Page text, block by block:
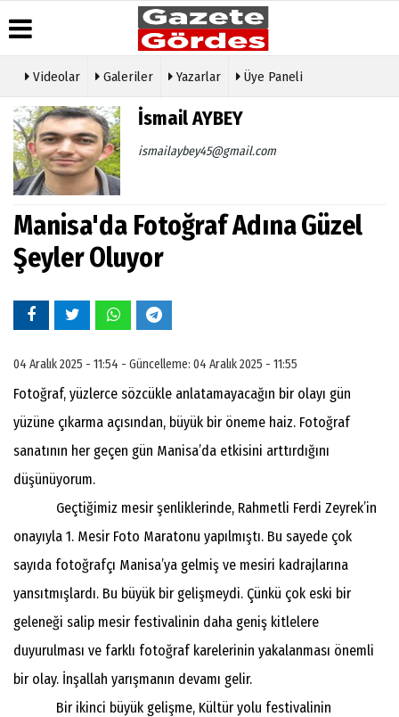
Üye Paneli
Haber
Arşivi
Gazete
Arşivi
Günün
Haberleri
Hava
Durumu
Gazete
Biyografiler
Köşe
Yazarları
Video
Etkinlikler
İlkeleri
Videolar Galeriler Yazarlar Üye Paneli
İsmail AYBEY
ismailaybey45@gmail.com
Manisa'da Fotoğraf Adına Güzel
Şeyler Oluyor
04 Aralık 2025 - 11:54 - Güncelleme: 04 Aralık 2025 - 11:55
Fotoğraf, yüzlerce sözcükle anlatamayacağın bir olayı gün
yüzüne çıkarma açısından, büyük bir öneme haiz. Fotoğraf
sanatının her geçen gün Manisa’da etkisini arttırdığını
düşünüyorum.
Geçtiğimiz mesir şenliklerinde, Rahmetli Ferdi Zeyrek’in
onayıyla 1. Mesir Foto Maratonu yapılmıştı. Bu sayede çok
sayıda fotoğrafçı Manisa’ya gelmiş ve mesiri kadrajlarına
yansıtmışlardı. Bu büyük bir gelişmeydi. Çünkü çok eski bir
geleneği salip mesir festivalinin daha geniş kitlelere
duyurulması ve farklı fotoğraf karelerinin yakalanması önemli
bir olay. İnşallah yarışmanın devamı gelir.
Bir ikinci büyük gelişme, Kültür yolu festivalinin